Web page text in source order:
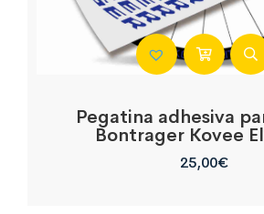
Pegatina adhesiva
Bontrager Kovee
25,00€